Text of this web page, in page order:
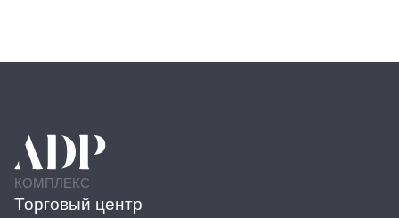
КОМПЛЕКС
Торговый центр